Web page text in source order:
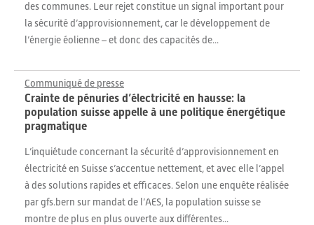
des communes. Leur rejet constitue un signal important pour
la sécurité d’approvisionnement, car le développement de
l’énergie éolienne – et donc des capacités de...
Communiqué de presse
Crainte de pénuries d’électricité en hausse: la
population suisse appelle à une politique énergétique
pragmatique
L’inquiétude concernant la sécurité d’approvisionnement en
électricité en Suisse s’accentue nettement, et avec elle l’appel
à des solutions rapides et efficaces. Selon une enquête réalisée
par gfs.bern sur mandat de l’AES, la population suisse se
montre de plus en plus ouverte aux différentes...